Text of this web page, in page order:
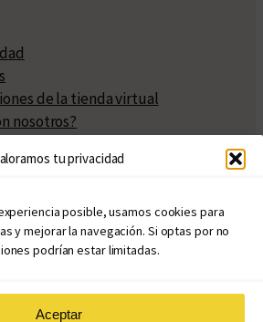
tu privacidad
posible, usamos cookies para
y mejorar la navegación. Si optas por no
podrían estar limitadas.
Aceptar
de la tienda virtual
nosotros?